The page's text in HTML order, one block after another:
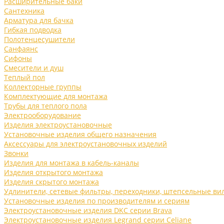
Сантехника
Арматура для бачка
Гибкая подводка
Полотенцесушители
Санфаянс
Сифоны
Смесители и душ
Теплый пол
Коллекторные группы
Комплектующие для монтажа
Трубы для теплого пола
Электрооборудование
Изделия электроустановочные
Установочные изделия общего назначения
Аксессуары для электроустановочных изделий
Звонки
Изделия для монтажа в кабель-каналы
Изделия открытого монтажа
Изделия скрытого монтажа
Удлинители, сетевые фильтры, переходники, штепсельные
Установочные изделия по производителям и сериям
Электроустановочные изделия DKC серии Brava
Электроустановочные изделия Legrand серии Celiane